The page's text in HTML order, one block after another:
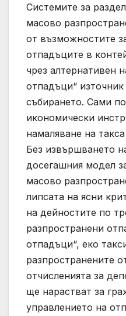
Системите за
масово
от възможностите
отпадъците в
чрез алтернативен
отпадъци“
събирането. Сами
икономически
намаляване на
Без извършването
досегашния модел
масово
липсата на ясни
на дейностите по
разпространени
отпадъци“, еко
разпространените
отчисленията за
ще нарастват за
управлението на